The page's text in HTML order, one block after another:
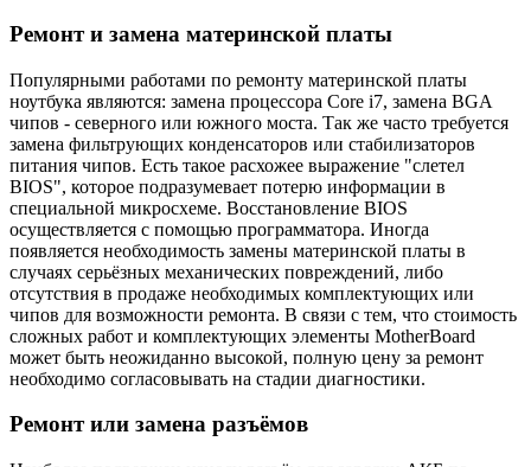
Ремонт и замена материнской платы
Популярными работами по ремонту материнской платы
ноутбука являются: замена процессора Core i7, замена BGA
чипов - северного или южного моста. Так же часто требуется
замена фильтрующих конденсаторов или стабилизаторов
питания чипов. Есть такое расхожее выражение "слетел
BIOS", которое подразумевает потерю информации в
специальной микросхеме. Восстановление BIOS
осуществляется с помощью программатора. Иногда
появляется необходимость замены материнской платы в
случаях серьёзных механических повреждений, либо
отсутствия в продаже необходимых комплектующих или
чипов для возможности ремонта. В связи с тем, что стоимость
сложных работ и комплектующих элементы MotherBoard
может быть неожиданно высокой, полную цену за ремонт
необходимо согласовывать на стадии диагностики.
Ремонт или замена разъёмов